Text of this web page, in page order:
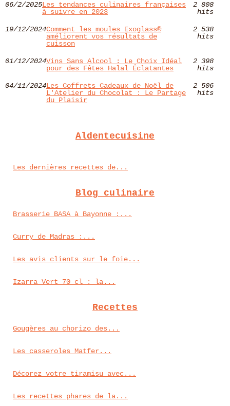
06/2/2025Les tendances culinaires françaises
à suivre en 2023
2 808
hits
19/12/2024Comment les moules Exoglass®
améliorent vos résultats de
cuisson
2 538
hits
01/12/2024Vins Sans Alcool : Le Choix Idéal
pour des Fêtes Halal Éclatantes
2 398
hits
04/11/2024Les Coffrets Cadeaux de Noël de
L'Atelier du Chocolat : Le Partage
du Plaisir
2 506
hits
Aldentecuisine
Les dernières recettes de...
Blog culinaire
Brasserie BASA à Bayonne :...
Curry de Madras :...
Les avis clients sur le foie...
Izarra Vert 70 cl : la...
Recettes
Gougères au chorizo des...
Les casseroles Matfer...
Décorez votre tiramisu avec...
Les recettes phares de la...